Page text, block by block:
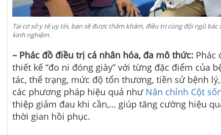
Tại cơ sở y tế uy tín, bạn sẽ được thăm khám, điều trị cùng đội ngũ
kinh nghiệm.
– Phác đồ điều trị cá nhân hóa, đa mô thức: Phác
thiết kế “đo ni đóng giày” với từng đặc điểm của
tác, thể trạng, mức độ tổn thương, tiền sử bệnh
các phương pháp hiệu quả như Nắn chỉnh Cột
thiệp giảm đau khi cần,… giúp tăng cường hiệu
thời gian hồi phục.